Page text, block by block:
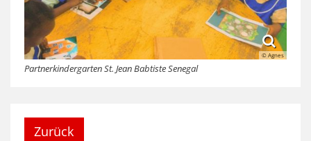
© Agnes
Partnerkindergarten St. Jean Babtiste Senegal
Zurück